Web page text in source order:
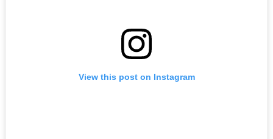
View this post on Instagram